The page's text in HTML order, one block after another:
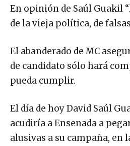
En opinión de Saúl Guakil
de la vieja política, de
El abanderado de MC
de candidato sólo hará
pueda cumplir.
El día de hoy David Saúl
acudiría a Ensenada a
alusivas a su campaña, en